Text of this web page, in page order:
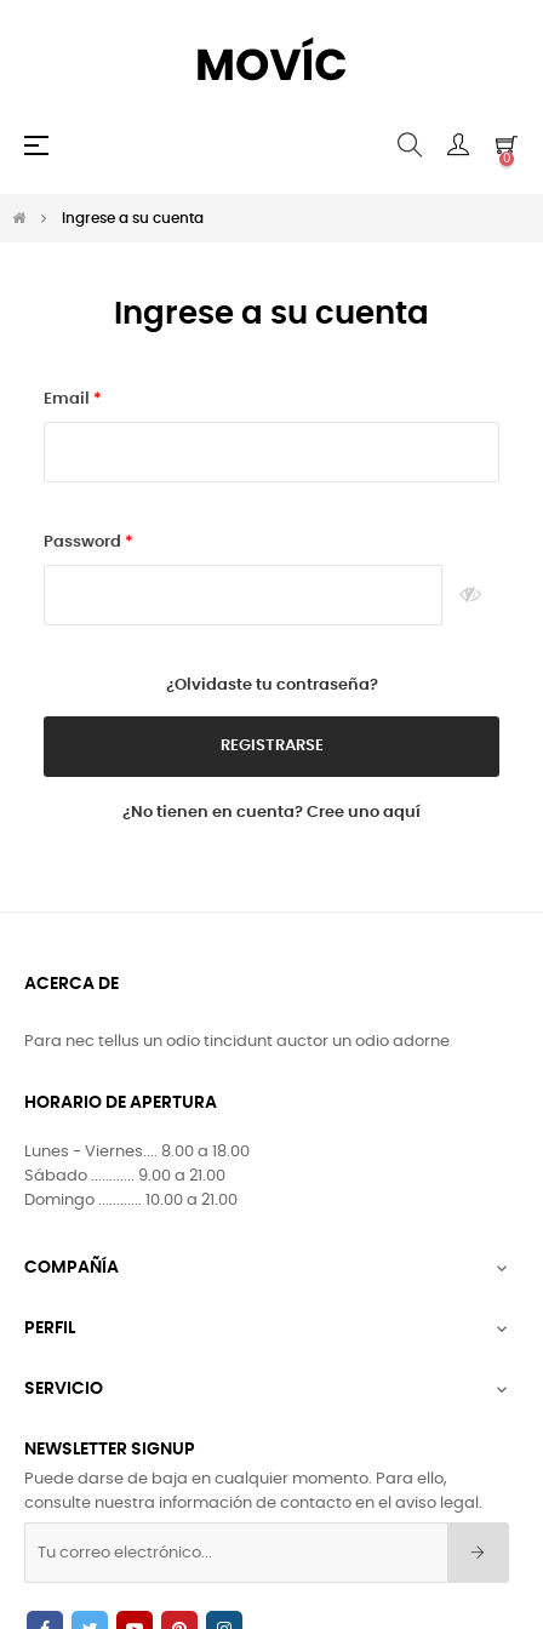
Navegación
☰
0
Ingrese a su cuenta
Ingrese a su cuenta
Email
Password
¿Olvidaste tu contraseña?
REGISTRARSE
¿No tienen en cuenta? Cree uno aquí
ACERCA DE
Para nec tellus un odio tincidunt auctor un odio adorne
HORARIO DE APERTURA
Lunes - Viernes.... 8.00 a 18.00
Sábado ............ 9.00 a 21.00
Domingo ............ 10.00 a 21.00
COMPAÑÍA 
PERFIL 
SERVICIO 
NEWSLETTER SIGNUP
Puede darse de baja en cualquier momento. Para ello,
consulte nuestra información de contacto en el aviso legal.